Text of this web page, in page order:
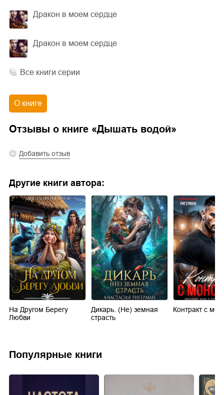
Дракон в моем сердце
Дракон в моем сердце
Все книги серии
О книге
Отзывы о книге «Дышать водой»
Добавить отзыв
Другие книги автора:
На Другом Берегу
Любви
Дикарь. (Не) земная
страсть
Контракт с
Популярные книги